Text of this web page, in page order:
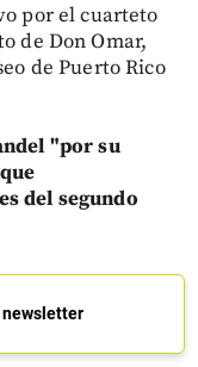
por el cuarteto
de Don Omar,
de Puerto Rico
"por su
del segundo